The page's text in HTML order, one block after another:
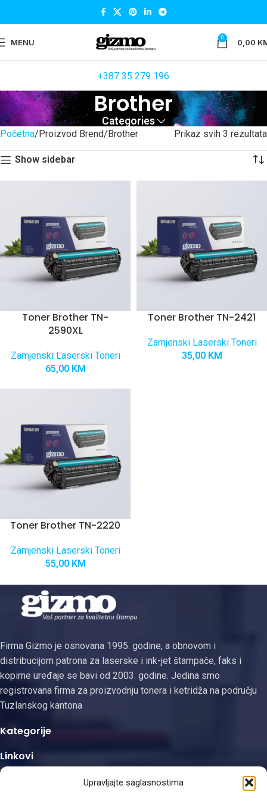
Upravljajte saglasnostima
MENU 0 0,00
+387 35 279 196
Brother
Categories
Početna Proizvod Brend Brother Prikaz svih 3 rezultata
Show sidebar
Toner Brother TN-
2590XL
Zamjenski Laserski Toneri
65,00 KM
Toner Brother TN-2421
Zamjenski Laserski Toneri
35,00 KM
Toner Brother TN-2220
Zamjenski Laserski Toneri
55,00 KM
Firma Gizmo je osnovana 1995. godine, a obnovom i
distribucijom patrona za laserske i ink-jet štampače, faks i
kopirne uređaje se bavi od 2003. godine. Jedina smo
registrovana firma za proizvodnju tonera i ketridža na području
Tuzlanskog kantona
Kategorije
Linkovi
Kontakt informacije